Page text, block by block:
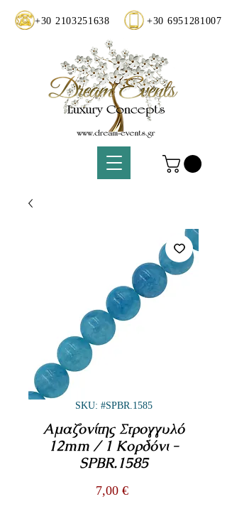
+30 2103251638 +30 6951281007
SKU: #SPBR.1585
Αμαζονίτης Στρογγυλό
12mm / 1 Κορδόνι -
SPBR.1585
7,00 €Τιμή